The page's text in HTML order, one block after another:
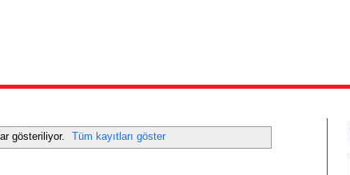
gösteriliyor. Tüm kayıtları göster